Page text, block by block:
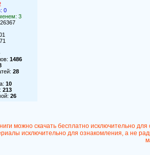
0
3
1486
28
10
213
26
можно скачать бесплатно исключительно
исключительно для ознакомления, а не